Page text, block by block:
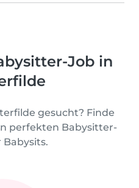
Job in
gesucht? Finde
perfekten Babysitter-
Babysits.